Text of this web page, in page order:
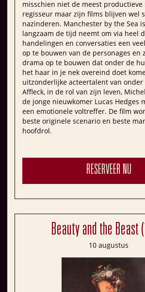
misschien niet de meest productieve
regisseur maar zijn films blijven wel
nazinderen. Manchester by the Sea
langzaam de tijd neemt om via heel
handelingen en conversaties een
op te bouwen van de personages en
drama op te bouwen dat onder de
het haar in je nek overeind doet
uitzonderlijke acteertalent van onder
Affleck, in de rol van zijn leven,
de jonge nieuwkomer Lucas Hedges
een emotionele voltreffer. De film
beste originele scenario en beste
hoofdrol.
RESERVEER NU
Beauty and the Beast
10 augustus